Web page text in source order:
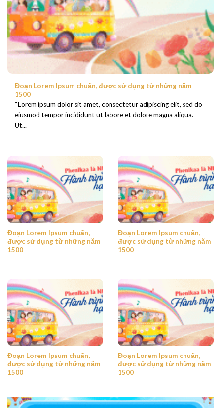
Đoạn Lorem Ipsum chuẩn, được sử dụng từ những năm
1500
“Lorem ipsum dolor sit amet, consectetur adipiscing elit, sed do
eiusmod tempor incididunt ut labore et dolore magna aliqua.
Ut...
Đoạn Lorem Ipsum chuẩn,
được sử dụng từ những năm
1500
Đoạn Lorem Ipsum chuẩn,
được sử dụng từ những năm
1500
Đoạn Lorem Ipsum chuẩn,
được sử dụng từ những năm
1500
Đoạn Lorem Ipsum chuẩn,
được sử dụng từ những năm
1500